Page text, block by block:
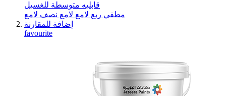
قابليه متوسطة للغسيل
مطفي ربع لامع لامع نصف لامع
إضافة للمقارنة
favourite